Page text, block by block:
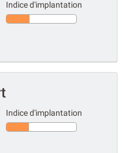
Indice d'implantation
Indice d'implantation